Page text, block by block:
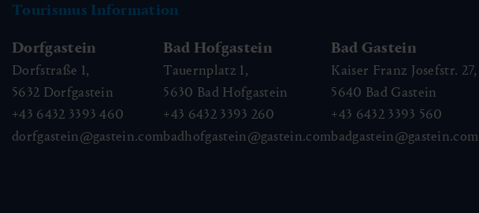
Tourismus Information
Dorfgastein
Dorfstraße 1,
5632 Dorfgastein
+43 6432 3393 460
dorfgastein@gastein.com
Bad Hofgastein
Tauernplatz 1,
5630 Bad Hofgastein
+43 6432 3393 260
badhofgastein@gastein.com
Bad Gastein
Kaiser Franz Josefstr. 27,
5640 Bad Gastein
+43 6432 3393 560
badgastein@gastein.com